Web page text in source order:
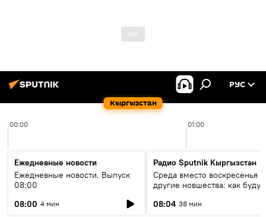
Кыргызстан
РУС
00:00 01:00
Ежедневные новости
Ежедневные новости. Выпуск
08:00
08:00 4 мин
Радио Sputnik Кыргызстан
Среда вместо воскресенья и
другие новшества: как будут
08:04 38 мин